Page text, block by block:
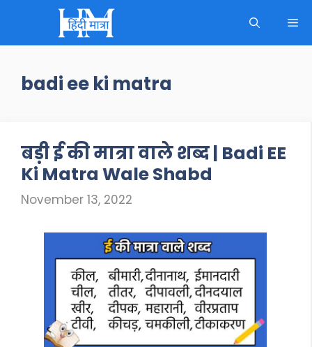
content
badi ee ki matra
बड़ी ई की मात्रा वाले शब्द | Badi EE
Ki Matra Wale Shabd
November 13, 2022